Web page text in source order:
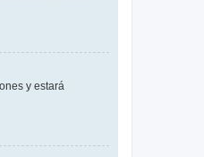
y estará